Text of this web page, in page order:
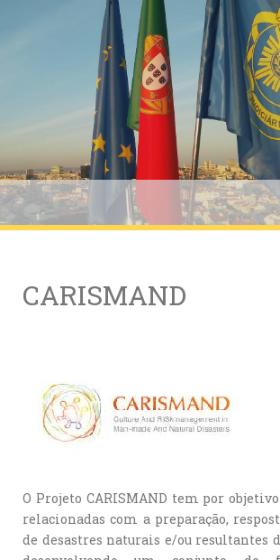
CARISMAND
O Projeto CARISMAND tem por
relacionadas com a preparação,
de desastres naturais e/ou resultantes